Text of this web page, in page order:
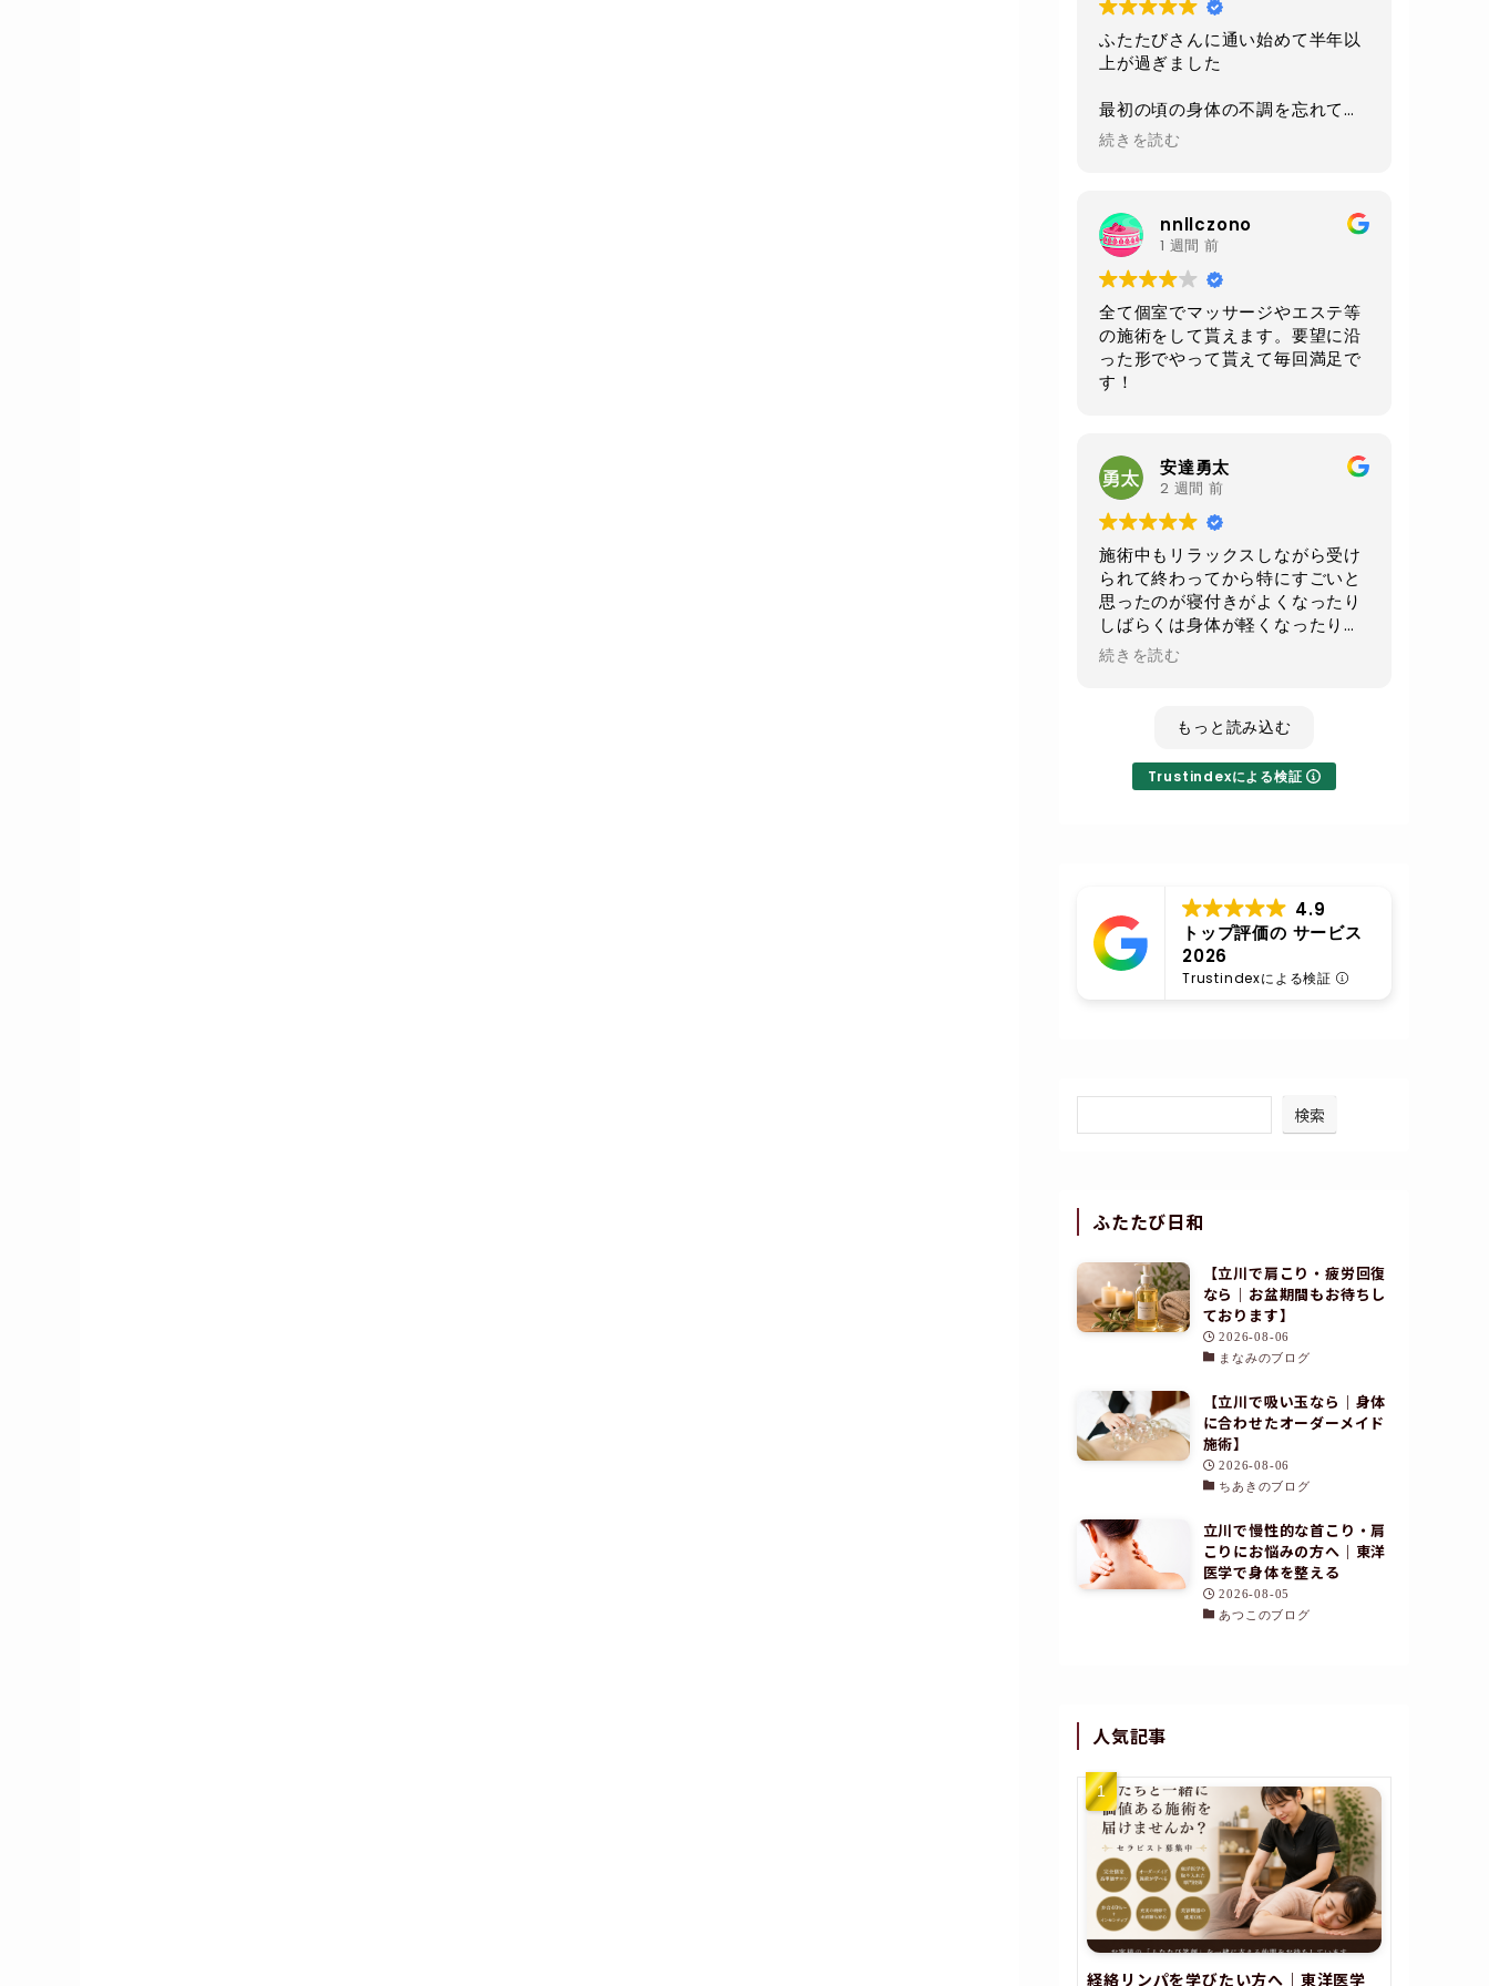
ふたたびさんに通い始めて半年以
上が過ぎました
最初の頃の身体の不調を忘れてし
まうくらい
今は身体も軽くなり毎日楽しく過
施術、環境、セラピストさんの対
応、
毎回いつも全てにおいて素晴らし
いの一言です
あと施術前と後にいただけるルイ
ボスティーが自分は大好きです
さんになってしまったので
クワトロでお腹周りをメインに継
続でお願いして
少しでもお腹周りがスッキリ出来
たらいいなと思います
不眠気味の時のレイキは寝てしま
うくらいすごい癒されるので
その時はまたレイキもよろしくお
願いします
いつも丁寧な施術に対応ありがと
うございます
続きを読む
nnllczono
1 週間 前
全て個室でマッサージやエステ等
の施術をして貰えます。要望に沿
った形でやって貰えて毎回満足で
す！
安達勇太
2 週間 前
施術中もリラックスしながら受け
られて終わってから特にすごいと
思ったのが寝付きがよくなったり
しばらくは身体が軽くなったり全
身の血流が良くなったのが実感で
きてとても良かったです！
続きを読む
もっと読み込む
Trustindexによる検証
4.9
トップ評価の サービス
2026
Trustindexによる検証
検索
ふたたび日和
【立川で肩こり・疲労回復
なら｜お盆期間もお待ちし
ております】
2026-08-06
まなみのブログ
【立川で吸い玉なら｜身体
に合わせたオーダーメイド
施術】
2026-08-06
ちあきのブログ
立川で慢性的な首こり・肩
こりにお悩みの方へ｜東洋
医学で身体を整える
2026-08-05
あつこのブログ
人気記事
経絡リンパを学びたい方へ｜東洋医学